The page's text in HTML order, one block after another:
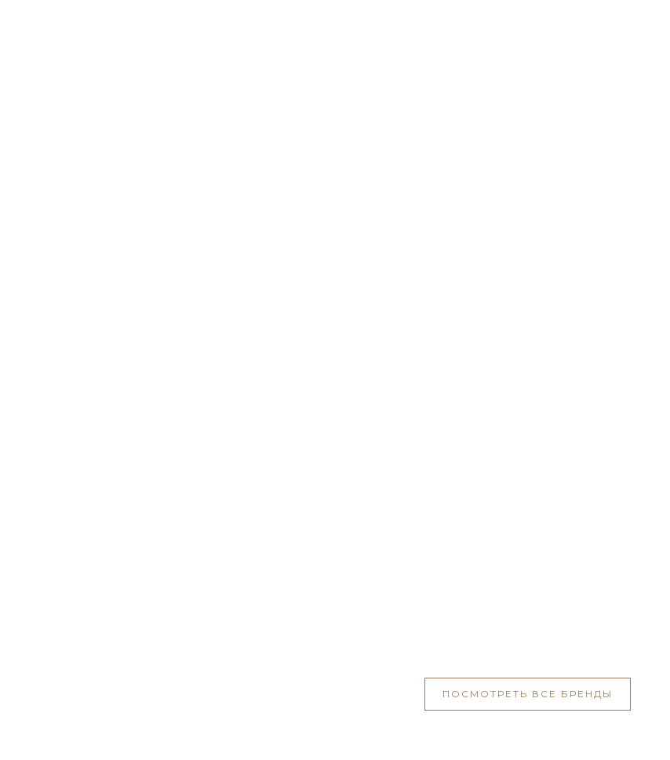
ПОСМОТРЕТЬ ВСЕ БРЕНДЫ